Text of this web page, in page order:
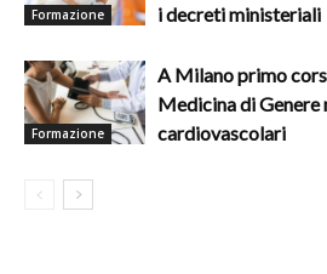
Formazione
i decreti ministeriali
Formazione
A Milano primo
Medicina di Genere
cardiovascolari